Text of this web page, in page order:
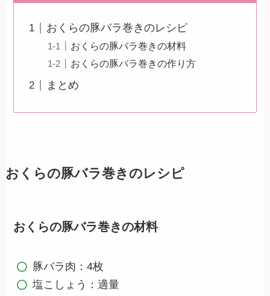
おくらの豚バラ巻きのレシピ
おくらの豚バラ巻きの材料
おくらの豚バラ巻きの作り方
まとめ
おくらの豚バラ巻きのレシピ
おくらの豚バラ巻きの材料
豚バラ肉：4枚
塩こしょう：適量